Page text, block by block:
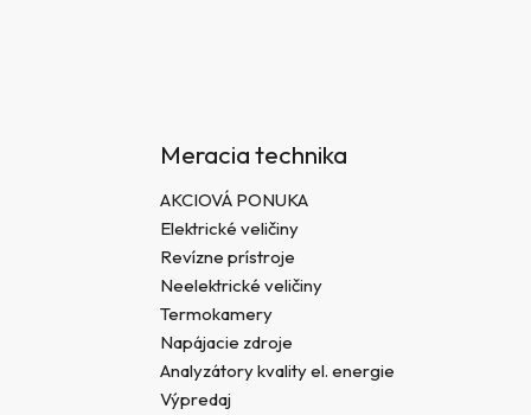
Meracia technika
AKCIOVÁ PONUKA
Elektrické veličiny
Revízne prístroje
Neelektrické veličiny
Termokamery
Napájacie zdroje
Analyzátory kvality el. energie
Výpredaj